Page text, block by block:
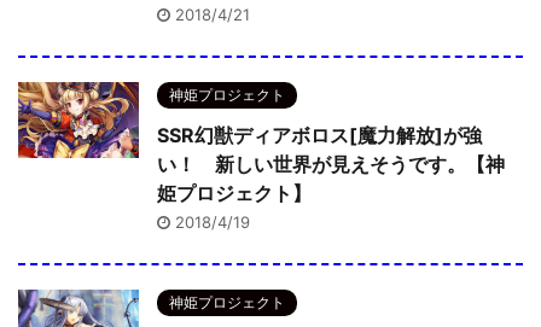
2018/4/21
神姫プロジェクト
SSR幻獣ディアボロス[魔力解放]が強
い！ 新しい世界が見えそうです。【神
姫プロジェクト】
2018/4/19
神姫プロジェクト